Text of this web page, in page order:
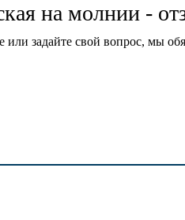
на молнии -
или задайте свой вопрос, мы